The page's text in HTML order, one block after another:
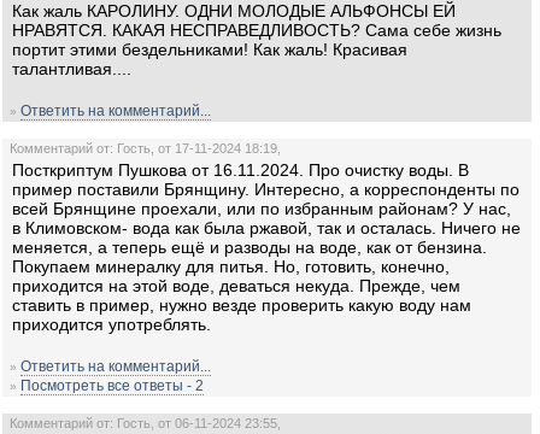
Как жаль КАРОЛИНУ. ОДНИ МОЛОДЫЕ АЛЬФОНСЫ ЕЙ
НРАВЯТСЯ. КАКАЯ НЕСПРАВЕДЛИВОСТЬ? Сама себе жизнь
портит этими бездельниками! Как жаль! Красивая
талантливая....
» Ответить на комментарий...
Комментарий от: Гость, от 17-11-2024 18:19,
Посткриптум Пушкова от 16.11.2024. Про очистку воды. В
пример поставили Брянщину. Интересно, а корреспонденты по
всей Брянщине проехали, или по избранным районам? У нас,
в Климовском- вода как была ржавой, так и осталась. Ничего не
меняется, а теперь ещё и разводы на воде, как от бензина.
Покупаем минералку для питья. Но, готовить, конечно,
приходится на этой воде, деваться некуда. Прежде, чем
ставить в пример, нужно везде проверить какую воду нам
приходится употреблять.
» Ответить на комментарий...
» Посмотреть все ответы - 2
Комментарий от: Гость, от 06-11-2024 23:55,